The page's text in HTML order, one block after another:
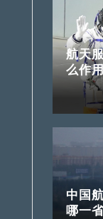
航天
么作
中国
哪一